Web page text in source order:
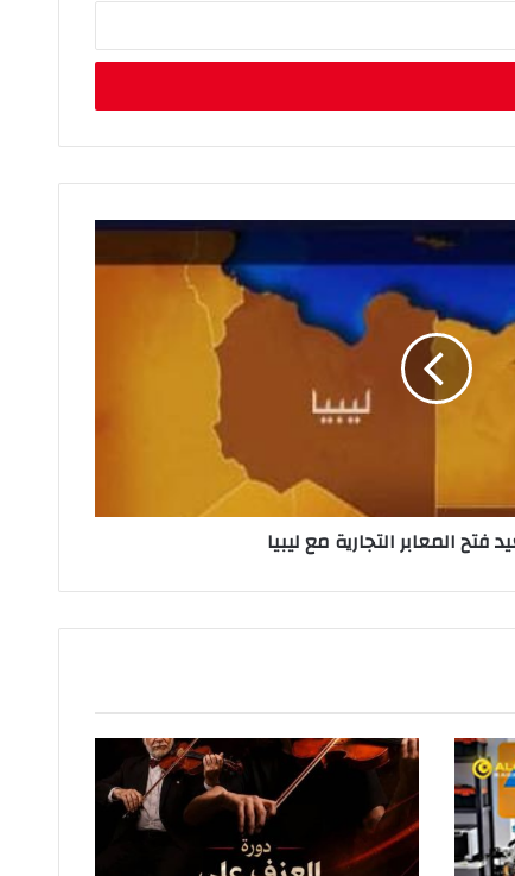
فتح المعابر التجارية مع ليبيا